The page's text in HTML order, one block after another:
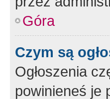
Góra
Czym są
Ogłoszenia
powinieneś je